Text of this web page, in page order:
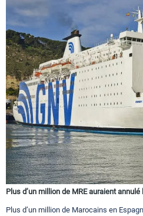
Plus d’un million de MRE auraient
Plus d’un million de Marocains en